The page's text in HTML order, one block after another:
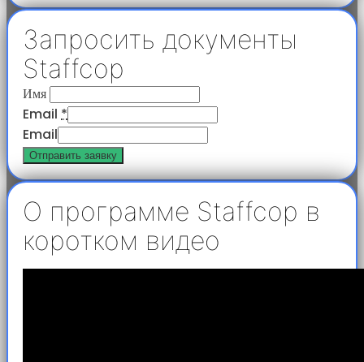
Запросить документы
Staffcop
Имя
Email *
Email
Отправить заявку
О программе Staffcop в
коротком видео